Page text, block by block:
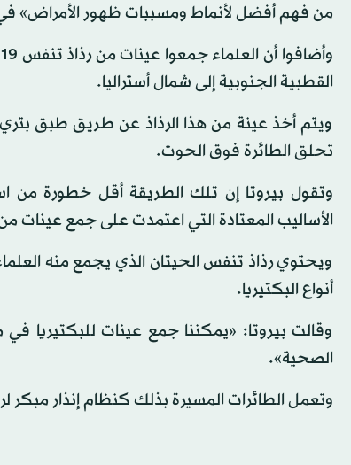
من فهم أفضل لأنماط ومسببات ظهور الأمراض» في
القطبية الجنوبية إلى شمال أستراليا.
ويتم أخذ عينة من هذا الرذاذ عن طريق طبق
تحلق الطائرة فوق الحوت.
وتقول بيروتا إن تلك الطريقة أقل خطورة من
الأساليب المعتادة التي اعتمدت على جمع عينات
ويحتوي رذاذ تنفس الحيتان الذي يجمع منه
أنواع البكتيريا.
وقالت بيروتا: «يمكننا جمع عينات للبكتيريا
الصحية».
وتعمل الطائرات المسيرة بذلك كنظام إنذار